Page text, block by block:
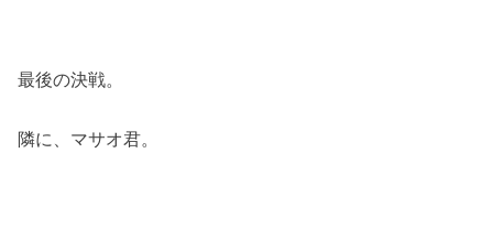
最後の決戦。
隣に、マサオ君。